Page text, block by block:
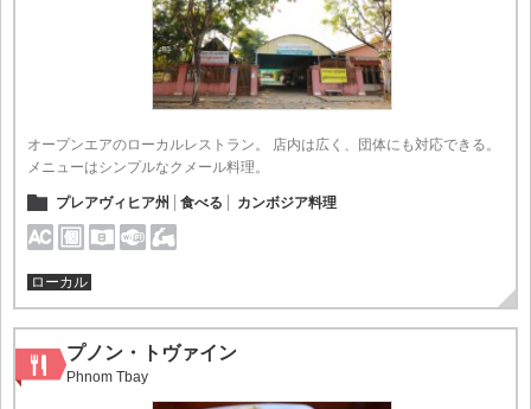
オープンエアのローカルレストラン。 店内は広く、団体にも対応できる。
メニューはシンプルなクメール料理。
プレアヴィヒア州 食べる カンボジア料理
ローカル
プノン・トヴァイン
Phnom Tbay